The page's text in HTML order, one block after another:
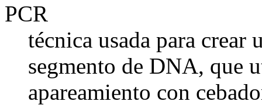
PCR
técnica usada para crear
segmento de DNA, que
apareamiento con